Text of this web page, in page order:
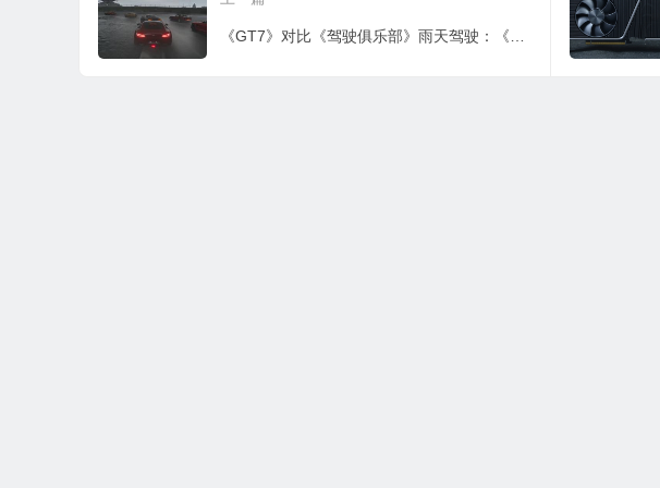
《GT7》对比《驾驶俱乐部》雨天驾驶：《GT7》效果欠佳差距明显